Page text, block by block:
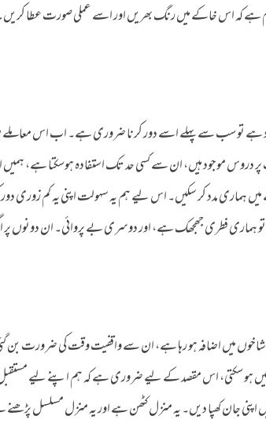
کہ اس خاکے میں رنگ بھریں اور اسے عملی صورت عطا
ہے تو سب سے پہلے اسے دور کرنا ضروری ہے۔ اب اس معاملے
دروس موجود ہیں، ان سے کسی حد تک استفادہ ہوسکتا ہے،
ہماری مدد کر سکیں۔ اس لیے ہم یہ سہولت اپنی یہ کم زوری
ہماری فطری جھجھک ہے، اور دوسری بے پروائی۔ ان دونوں پر
شاخوں میں اضافہ ہو رہا ہے، ان سے واقفیت وقت کی ضرورت بن
ہو سکتی، اس مقصد کے لیے ضروری ہے کہ ہم اپنے لیے
اپنی جان کھپا دیں۔ یہ منزل کٹھن ہے اور یہ منزل مسلسل